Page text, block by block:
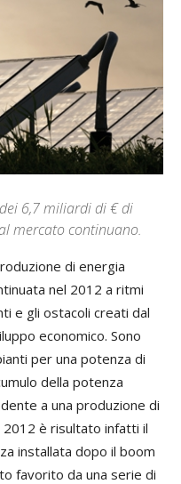
6,7 miliardi di € di
mercato continuano.
di energia
nel 2012 a ritmi
e gli ostacoli creati dal
economico. Sono
per una potenza di
della potenza
a una produzione di
è risultato infatti il
installata dopo il boom
favorito da una serie di